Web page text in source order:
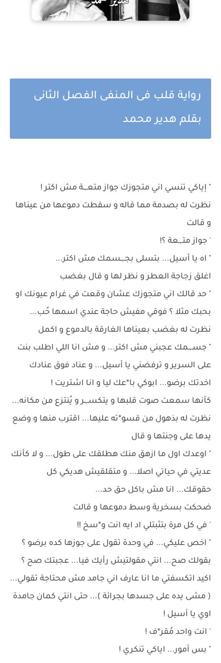
رواية قلب فى المنفى الفصل الثانى
بقلم هدير محمد
" إياكي تنسي اني متجوزك جواز متعـ,ـة مش اكتر !
نظرت له بصدمة مما قاله و سقطت دموعها من عيناها
و قالت
' جواز متـ,ـعة ؟!
" اه يا أسيل... بتسلى بجـ,ـسمك مش اكتر...
اغلق زجاجة العطر و نظر لها و قال بغضب
" حد قالك اني متجوزك عشان وقعت في غرام عيونك او
بحبك مثلا ؟ فوقي مفيش حاجة عندي اسمها حُب...
نظرت له بغضب بعيناها الغارقة بالدموع و اكمل
" جسـ,ـمك عجبني مش اكتر... و مش انا اللي اطلب بنت
على السرير و ترفضني يا أسيل... و عناد فوق عنادك
اخدتك برضو... ابوكي با*عك ليا و انا اشتريت !
كأنها سمعت صوت قلبها و يتكسـ,ـر و يُنتزع من مكانه...
نظرت له بذهول من قسو*ته عليها... اقترب منها و وضع
يدها على وجنتها و قال
" اوعدك اول ما ازهق منك هطلقك على طول... و لا كأنك
عديتي في حياتي اصلا... و متقلقيش هديكي كل
حقوقك... انا مش باكل حق حد...
ضحكت بسخرية وسط دموعها و قالت
' في كل مرة بتثبتلي اد ايه انت و*سخ !!
" اخص عليكي... في وحدة تقول على جوزها كده برضو ؟
بقولك صح... انتي مقولتيش رأيك فيا... عجبتك صح ؟
اكيد اتكسفتي ما انا عارف اني جامد مش محتاجة تقولي...
( مشى يده على جسدها بجرائة )... حتى انتي كمان جامدة
اوي يا أسيل !
' انت واحد مُقر*ف !
" بس أمور... اياكي تنكري !